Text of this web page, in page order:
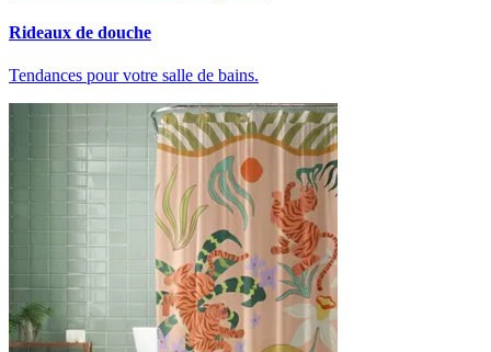
Rideaux de douche
Tendances pour votre salle de bains.